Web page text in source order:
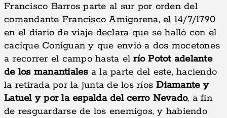
Francisco Barros parte al sur por orden del
comandante Francisco Amigorena, el 14/7/1790
en el diario de viaje declara que se halló con el
cacique Coniguan y que envió a dos mocetones
a recorrer el campo hasta elrío Potot adelante
de los manantialesa la parte del este, haciendo
la retirada por la junta de los ríosDiamante y
Latuel y por la espalda del cerro Nevado, a fin
de resguardarse de los enemigos, y habiendo